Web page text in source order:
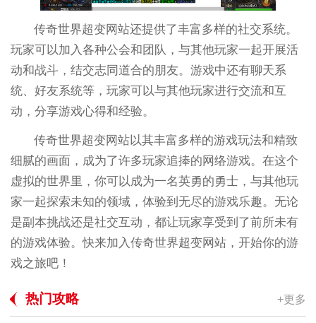
传奇世界超变网站还提供了丰富多样的社交系统。
玩家可以加入各种公会和团队，与其他玩家一起开展活
动和战斗，结交志同道合的朋友。游戏中还有聊天系
统、好友系统等，玩家可以与其他玩家进行交流和互
动，分享游戏心得和经验。
传奇世界超变网站以其丰富多样的游戏玩法和精致
细腻的画面，成为了许多玩家追捧的网络游戏。在这个
虚拟的世界里，你可以成为一名英勇的勇士，与其他玩
家一起探索未知的领域，体验到无尽的游戏乐趣。无论
是副本挑战还是社交互动，都让玩家享受到了前所未有
的游戏体验。快来加入传奇世界超变网站，开始你的游
戏之旅吧！
热门攻略 +更多